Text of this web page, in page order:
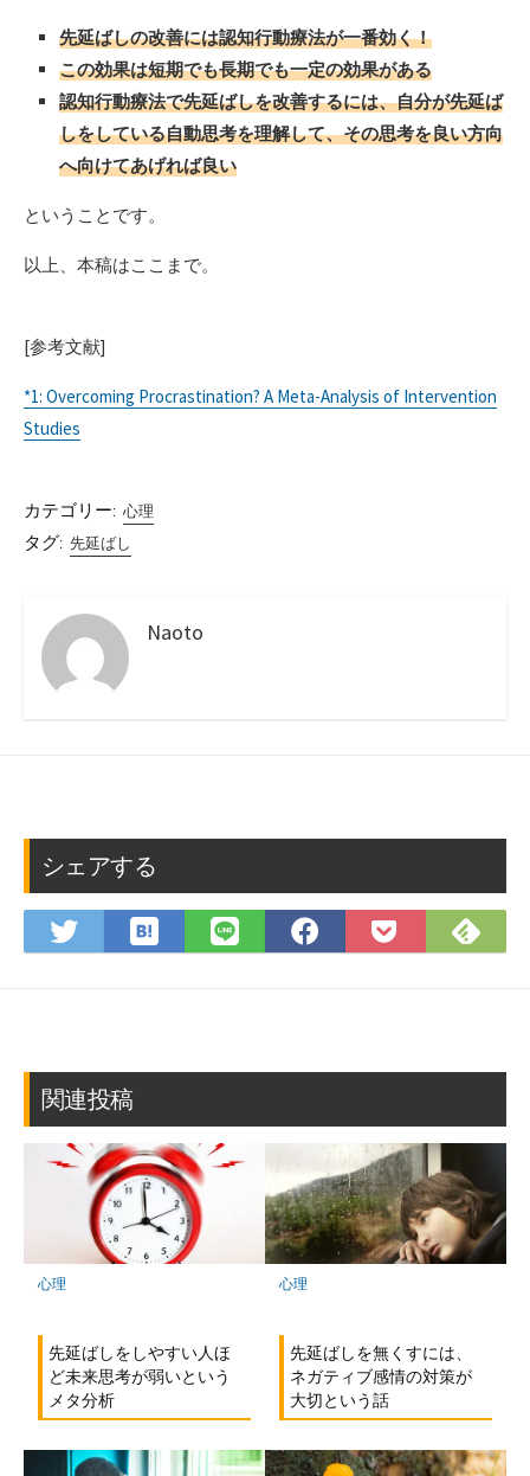
先延ばしの改善には認知行動療法が一番効く！
この効果は短期でも長期でも一定の効果がある
認知行動療法で先延ばしを改善するには、自分が先延ば
しをしている自動思考を理解して、その思考を良い方向
へ向けてあげれば良い
ということです。
以上、本稿はここまで。
[参考文献]
*1: Overcoming Procrastination? A Meta-Analysis of Intervention
Studies
カテゴリー: 心理
タグ: 先延ばし
Naoto
シェアする
Twitter
で
は
て
ク
ー
ク
に
保
存
LINE
で
Facebook
で
Pocket
に
で
関連投稿
心理
先延ばしをしやすい人ほ
ど未来思考が弱いという
メタ分析
心理
先延ばしを無くすには、
ネガティブ感情の対策が
大切という話